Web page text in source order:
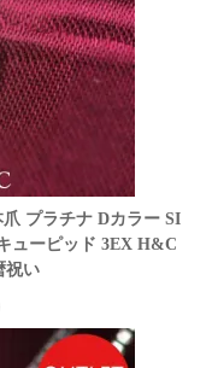
プラチナ Dカラー SI
ューピッド 3EX H&C
祝い